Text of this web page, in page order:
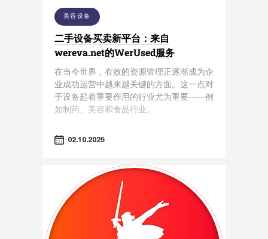
美容设备
二手设备买卖新平台：来自
wereva.net的WerUsed服务
在当今世界，有效的资源管理正逐渐成为企
业成功运营中越来越关键的方面。这一点对
于设备起着重要作用的行业尤为重要——例
如制药、美容和食品行业。
02.10.2025